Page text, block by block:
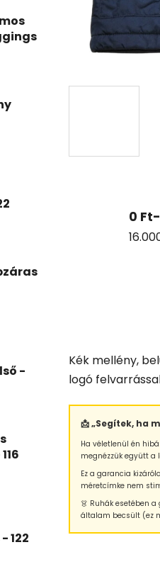
-
122
0
Kék mellény,
logó
📩 „Segítek, ha
Ha véletlenül én
megnézzük együtt a
Ez a garancia
méretcímke nem
👗 Ruhák esetében
általam becsült (ez